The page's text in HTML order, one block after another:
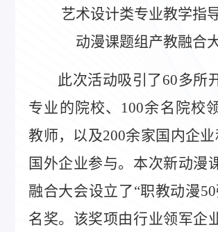
艺术设计类专业教学指
动漫课题组产教融合
此次活动吸引了60多所
专业的院校、100余名院校
教师，以及200余家国内企
国外企业参与。本次新动漫
融合大会设立了“职教动漫
名奖。该奖项由行业领军企